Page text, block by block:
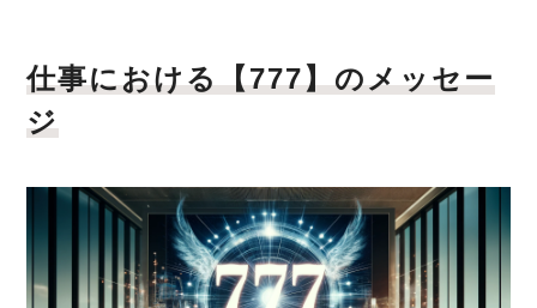
仕事における【777】のメッセー
ジ